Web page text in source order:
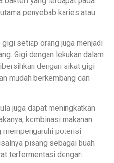
penyebab karies atau
setiap orang juga menjadi
Gigi dengan lekukan dalam
dengan sikat gigi
mudah berkembang dan
juga dapat meningkatkan
kombinasi makanan
mempengaruhi potensi
pisang sebagai buah
terfermentasi dengan